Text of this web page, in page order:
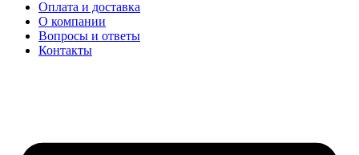
Оплата и доставка
О компании
Вопросы и ответы
Контакты